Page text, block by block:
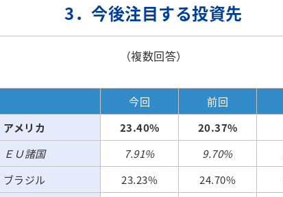
3．今後注目する投資先
（複数回答）
今回 前回
アメリカ
23.40% 20.37%
ＥＵ諸国
7.91% 9.70%
ブラジル
23.23% 24.70%